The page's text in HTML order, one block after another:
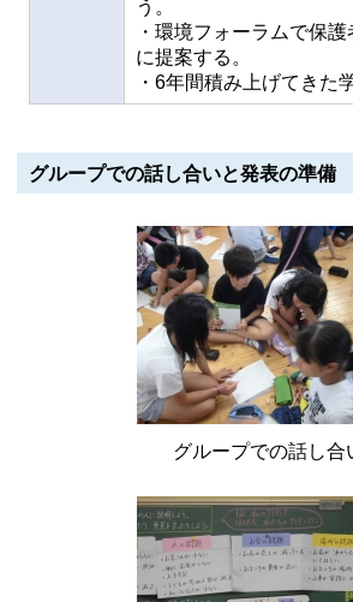
う。
・環境フォーラムで保
に提案する。
・6年間積み上げてきた
グループでの話し合いと発表の準備
グループでの話し合